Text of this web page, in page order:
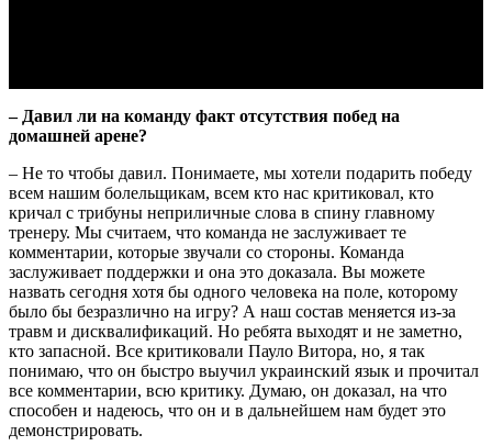
– Давил ли на команду факт отсутствия побед на
домашней арене?
– Не то чтобы давил. Понимаете, мы хотели подарить победу
всем нашим болельщикам, всем кто нас критиковал, кто
кричал с трибуны неприличные слова в спину главному
тренеру. Мы считаем, что команда не заслуживает те
комментарии, которые звучали со стороны. Команда
заслуживает поддержки и она это доказала. Вы можете
назвать сегодня хотя бы одного человека на поле, которому
было бы безразлично на игру? А наш состав меняется из-за
травм и дисквалификаций. Но ребята выходят и не заметно,
кто запасной. Все критиковали Пауло Витора, но, я так
понимаю, что он быстро выучил украинский язык и прочитал
все комментарии, всю критику. Думаю, он доказал, на что
способен и надеюсь, что он и в дальнейшем нам будет это
демонстрировать.